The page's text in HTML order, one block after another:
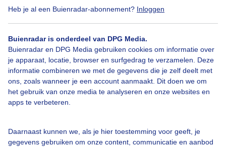
Heb je al een Buienradar-abonnement? Inloggen
Buienradar is onderdeel van DPG Media.
Buienradar en DPG Media gebruiken cookies om informatie over
je apparaat, locatie, browser en surfgedrag te verzamelen. Deze
informatie combineren we met de gegevens die je zelf deelt met
ons, zoals wanneer je een account aanmaakt. Dit doen we om
het gebruik van onze media te analyseren en onze websites en
apps te verbeteren.
Daarnaast kunnen we, als je hier toestemming voor geeft, je
gegevens gebruiken om onze content, communicatie en aanbod
beschut plekje op, vaak in een nestkastje om de nacht
door te brengen. Welterusten lieve vogeltjes!
Door: Elly van Niekerk Gemaakt: 23-11-2025, 356x bekeken
3
Veeletenbijkoudweer Winterzwemmenbadderen
Bekijk slideshow